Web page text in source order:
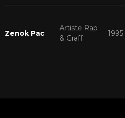
Zenok Pac
Artiste Rap
& Graff
1995